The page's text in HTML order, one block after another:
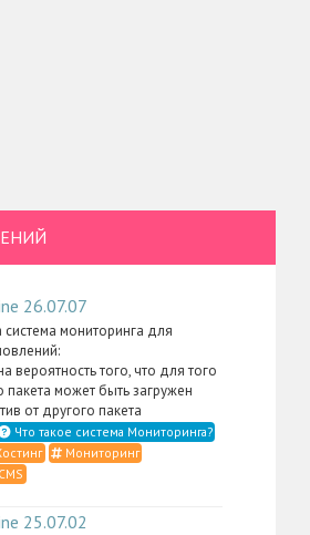
26.07.07
мониторинга для
вероятность того, что для того
пакета может быть загружен
от другого пакета
Что такое система Мониторинга?
Мониторинг
25.07.02